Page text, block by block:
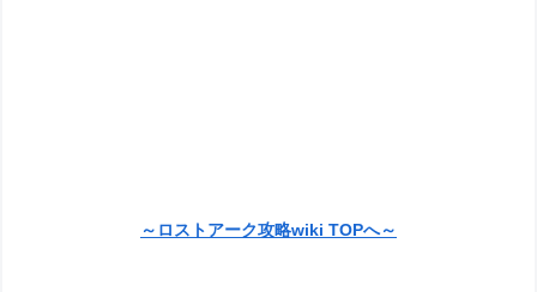
～ロストアーク攻略wiki TOPへ～